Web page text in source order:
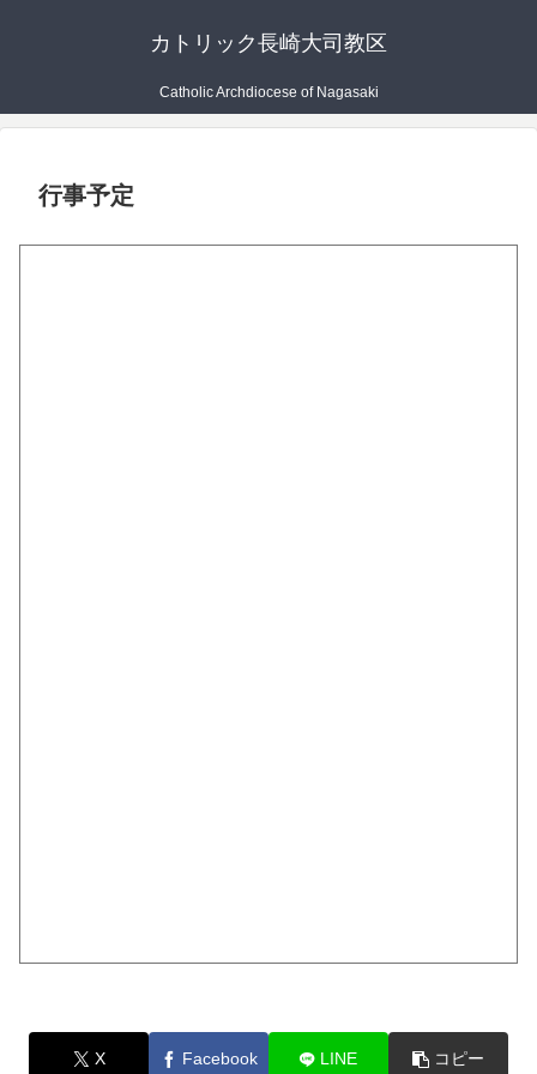
カトリック長崎大司教区
Catholic Archdiocese of Nagasaki
行事予定
X Facebook LINE コピー